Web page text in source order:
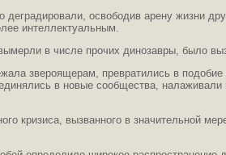
деградировали, освободив арену жизни
интеллектуальным.
в числе прочих динозавры, было
звероящерам, превратились в
в новые сообщества,
кризиса, вызванного в значительной